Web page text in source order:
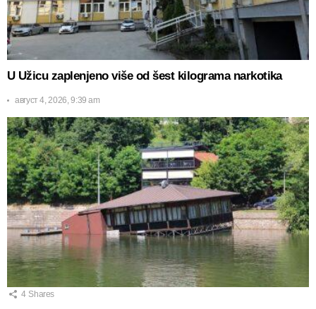
U Užicu zaplenjeno više od šest kilograma narkotika
август 4, 2026, 9:39 am
4 Shares